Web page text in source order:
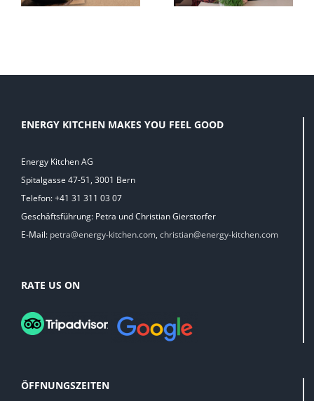
ENERGY KITCHEN MAKES YOU FEEL GOOD
Energy Kitchen AG
Spitalgasse 47-51, 3001 Bern
Telefon: +41 31 311 03 07
Geschäftsführung: Petra und Christian Gierstorfer
E-Mail: petra@energy-kitchen.com, christian@energy-kitchen.com
RATE US ON
ÖFFNUNGSZEITEN